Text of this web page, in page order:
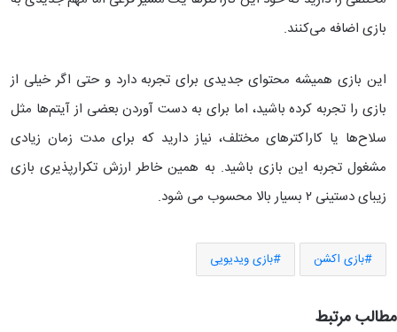
بازی اضافه می‌کنند.
این بازی همیشه محتوای جدیدی برای تجربه دارد و حتی اگر خیلی از
بازی‌ را تجربه کرده باشید، اما برای به دست آوردن بعضی از آیتم‌ها مثل
سلاح‌ها یا کاراکترهای مختلف، نیاز دارید که برای مدت زمان زیادی
مشغول تجربه این بازی باشید. به همین خاطر ارزش تکرارپذیری بازی
زیبای دستینی ۲ بسیار بالا محسوب می‌ شود.
بازی اکشن بازی ویدیویی
مطالب مرتبط